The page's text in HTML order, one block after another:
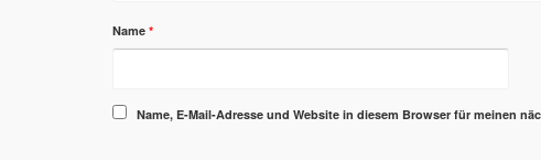
Name *
Name, E-Mail-Adresse und Website in diesem Browser für meinen